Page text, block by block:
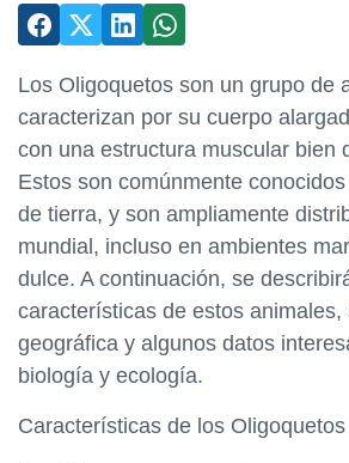
Los Oligoquetos son un grupo de
caracterizan por su cuerpo
con una estructura muscular bien
Estos son comúnmente
de tierra, y son ampliamente
mundial, incluso en ambientes
dulce. A continuación, se
características de estos animales,
geográfica y algunos datos
biología y ecología.
Características de los Oligoquetos